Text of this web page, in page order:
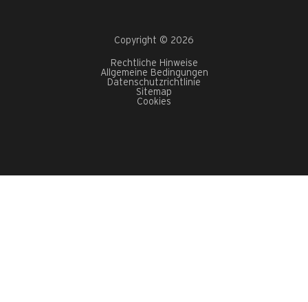
Copyright © 2026
Rechtliche Hinweise
Allgemeine Bedingungen
Datenschutzrichtlinie
Sitemap
Cookies